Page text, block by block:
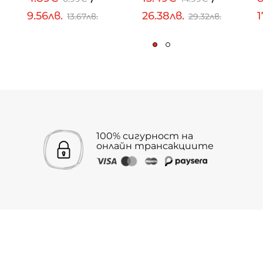
9.56лв. 13.67лв.
26.38лв. 29.32лв.
100% сигурност на
онлайн трансакциите